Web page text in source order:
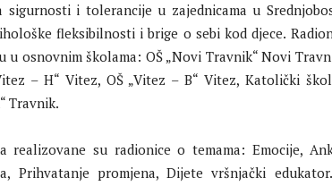
i tolerancije u zajednicama u
fleksibilnosti i brige o sebi kod djece.
osnovnim školama: OŠ „Novi Travnik“ Novi
– H“ Vitez, OŠ „Vitez – B“ Vitez, Katolički
Travnik.
realizovane su radionice o temama: Emocije,
Prihvatanje promjena, Dijete vršnjački